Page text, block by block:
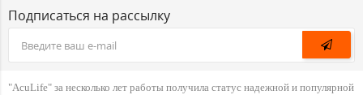
Подписаться на рассылку
"AcuLife" за несколько лет работы получила статус надежной и популярной